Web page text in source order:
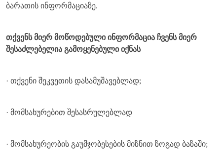
ბარათის ინფორმაციაზე.
თქვენს მიერ მოწოდებული ინფორმაცია ჩვენს მიერ
შესაძლებელია გამოყენებული იქნას
· თქვენი შეკვეთის დასამუშავებლად;
· მომსახურებით შესასრულებლად
· მომსახურეობის გაუმჯობესების მიზნით ზოგად ბაზაში;